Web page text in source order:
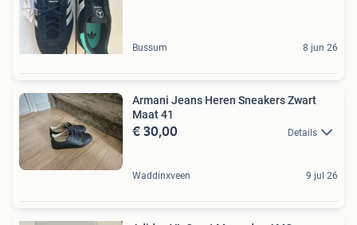
Bussum 8 jun 26
Armani Jeans Heren Sneakers Zwart
Maat 41
€ 30,00 Details
Waddinxveen 9 jul 26